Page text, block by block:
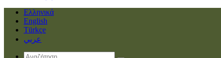
Ελληνικά
English
Türkçe
عربي